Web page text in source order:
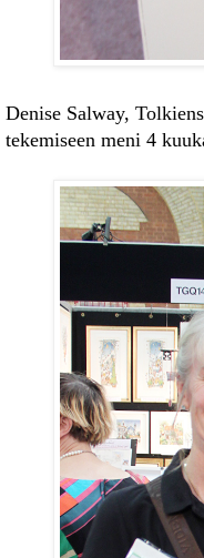
Denise Salway,
tekemiseen meni 4